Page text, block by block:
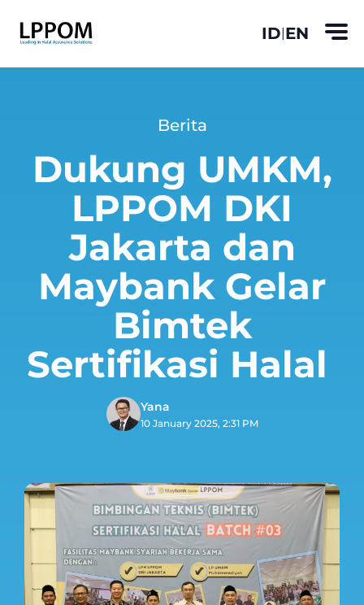
ID|EN
Berita
Dukung UMKM,
LPPOM DKI
Jakarta dan
Maybank Gelar
Bimtek
Sertifikasi Halal
Yana
10 January 2025, 2:31 PM